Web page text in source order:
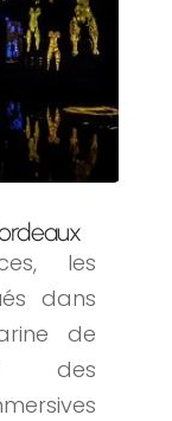
les
dans
de
des